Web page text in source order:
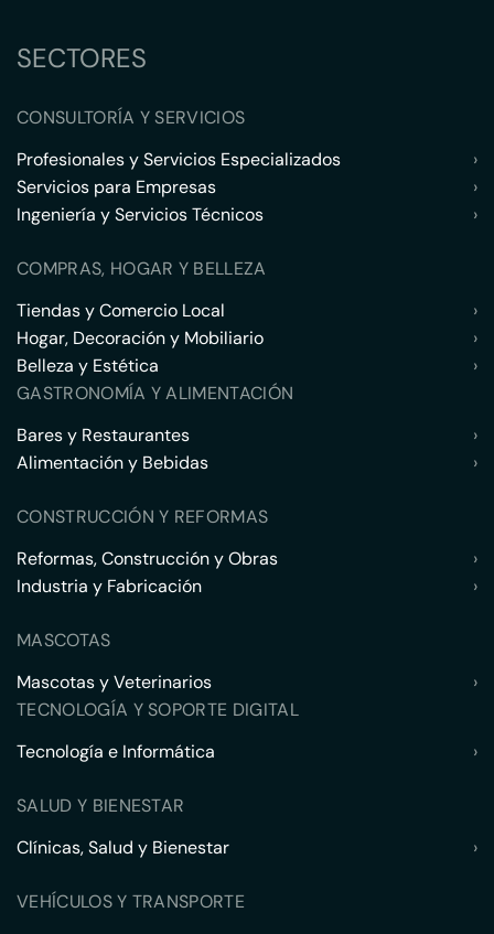
SECTORES
CONSULTORÍA Y SERVICIOS
Profesionales y Servicios Especializados
›
Servicios para Empresas
›
Ingeniería y Servicios Técnicos
›
COMPRAS, HOGAR Y BELLEZA
Tiendas y Comercio Local
›
Hogar, Decoración y Mobiliario
›
Belleza y Estética
›
GASTRONOMÍA Y ALIMENTACIÓN
Bares y Restaurantes
›
Alimentación y Bebidas
›
CONSTRUCCIÓN Y REFORMAS
Reformas, Construcción y Obras
›
Industria y Fabricación
›
MASCOTAS
Mascotas y Veterinarios
›
TECNOLOGÍA Y SOPORTE DIGITAL
Tecnología e Informática
›
SALUD Y BIENESTAR
Clínicas, Salud y Bienestar
›
VEHÍCULOS Y TRANSPORTE